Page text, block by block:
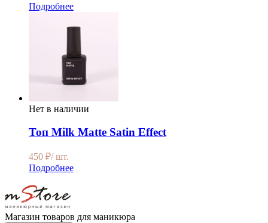
Подробнее
Нет в наличии
Топ Milk Matte Satin Effect
450 ₽/ шт.
Подробнее
Магазин товаров для маникюра